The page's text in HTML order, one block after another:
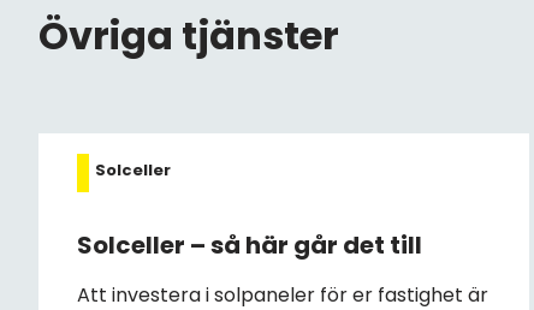
Övriga tjänster
Solceller
Solceller – så här går det till
Att investera i solpaneler för er fastighet är